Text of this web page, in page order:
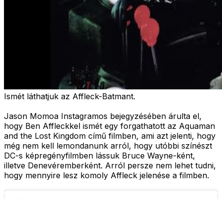
Ismét láthatjuk az Affleck-Batmant.
Jason Momoa Instagramos bejegyzésében árulta el,
hogy Ben Affleckkel ismét egy forgathatott az Aquaman
and the Lost Kingdom című filmben, ami azt jelenti, hogy
még nem kell lemondanunk arról, hogy utóbbi színészt
DC-s képregényfilmben lássuk Bruce Wayne-ként,
illetve Denevéremberként. Arról persze nem lehet tudni,
hogy mennyire lesz komoly Affleck jelenése a filmben.